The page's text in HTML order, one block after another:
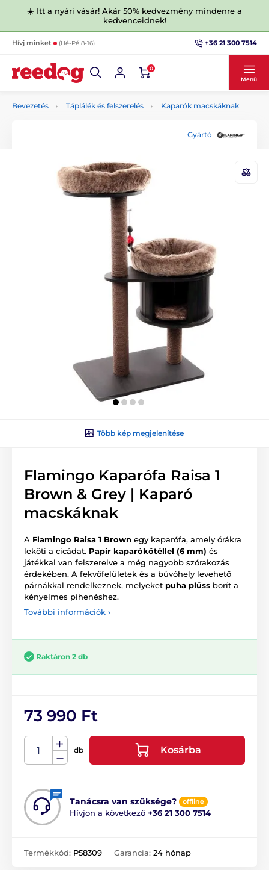
☀️ Itt a nyári vásár! Akár 50% kedvezmény mindenre a
kedvenceidnek!
Hívj minket (Hé-Pé 8-16) +36 21 300 7514
0
Menü
Bevezetés Táplálék és felszerelés Kaparók macskáknak
Gyártó
Több kép megjelenítése
Flamingo Kaparófa Raisa 1
Brown & Grey | Kaparó
macskáknak
A Flamingo Raisa 1 Brown egy kaparófa, amely órákra
leköti a cicádat. Papír kaparókötéllel (6 mm) és
játékkal van felszerelve a még nagyobb szórakozás
érdekében. A fekvőfelületek és a búvóhely levehető
párnákkal rendelkeznek, melyeket puha plüss borít a
kényelmes pihenéshez.
További információk ›
Raktáron 2 db
73 990 Ft
db Kosárba
Tanácsra van szüksége? offline
Hívjon a következő +36 21 300 7514
Termékkód: P58309 Garancia: 24 hónap